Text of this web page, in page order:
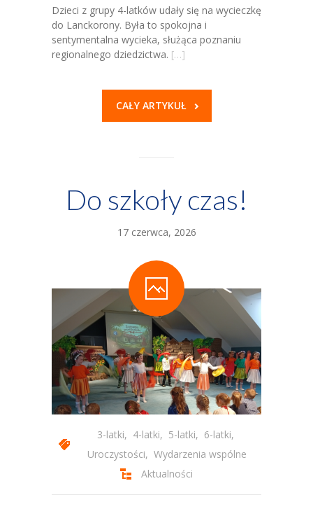
Dzieci z grupy 4-latków udały się na wycieczkę
do Lanckorony. Była to spokojna i
sentymentalna wycieka, służąca poznaniu
regionalnego dziedzictwa. […]
CAŁY ARTYKUŁ
Do szkoły czas!
17 czerwca, 2026
3-latki, 4-latki, 5-latki, 6-latki,
Uroczystości, Wydarzenia wspólne
Aktualności